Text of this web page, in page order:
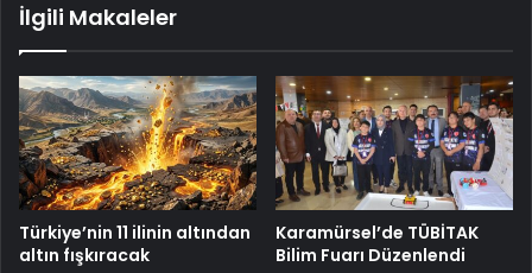
İlgili Makaleler
Türkiye’nin 11 ilinin altından
altın fışkıracak
Karamürsel’de TÜBİTAK
Bilim Fuarı Düzenlendi